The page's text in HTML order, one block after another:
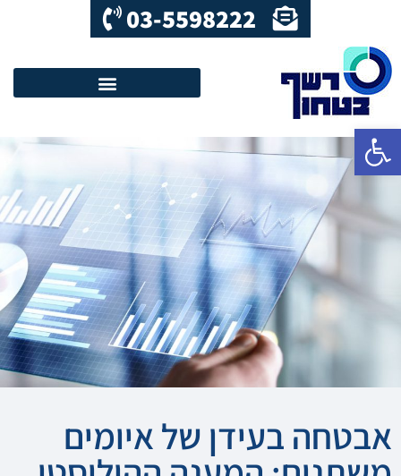
פתח סרגל נגישות
03-5598222
אבטחה בעידן של איומים